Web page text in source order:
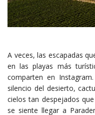
A veces, las escapadas
en las playas más
comparten en
silencio del desierto,
cielos tan despejados
se siente llegar a